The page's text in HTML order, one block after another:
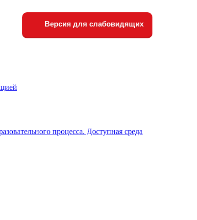
Версия для слабовидящих
процесса. Доступная среда